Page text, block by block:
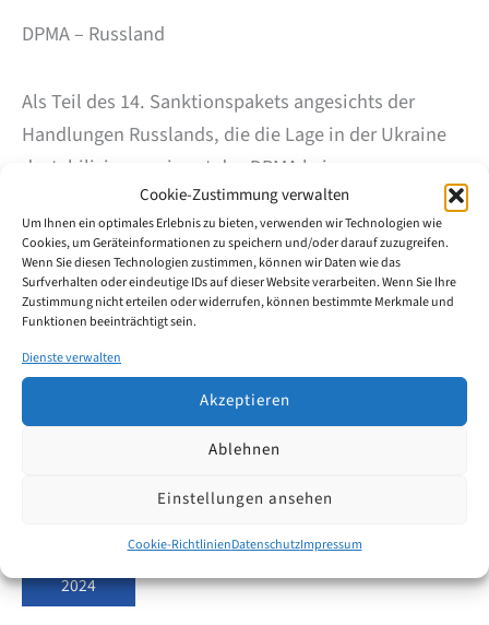
Cookie-Zustimmung verwalten
Um Ihnen ein optimales Erlebnis zu bieten, verwenden wir Technologien wie
Cookies, um Geräteinformationen zu speichern und/oder darauf zuzugreifen.
Wenn Sie diesen Technologien zustimmen, können wir Daten wie das
Surfverhalten oder eindeutige IDs auf dieser Website verarbeiten. Wenn Sie Ihre
Zustimmung nicht erteilen oder widerrufen, können bestimmte Merkmale und
Funktionen beeinträchtigt sein.
Dienste verwalten
Akzeptieren
Ablehnen
Einstellungen ansehen
Cookie-RichtlinienDatenschutzImpressum
DPMA – Russland
Als Teil des 14. Sanktionspakets angesichts der
Handlungen Russlands, die die Lage in der Ukraine
destabilisieren, nimmt das DPMA keine neuen
Anträge mehr von russischen Staatsangehörigen,
natürlichen Personen mit Wohnsitz in Russland oder
in Russland niedergelassenen juristischen Personen,
Organisationen oder Einrichtungen an.
Russland
–
Schutzrechtsanmeldungen
Weiterlesen
2024